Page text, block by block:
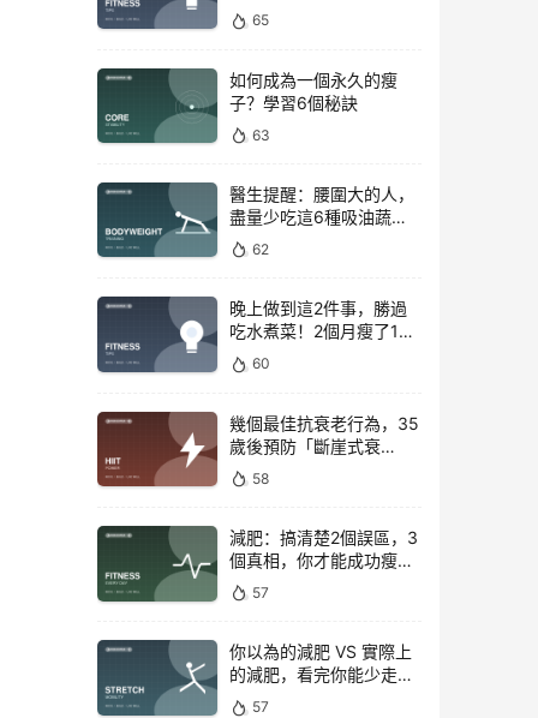
65
如何成為一個永久的瘦
子？學習6個秘訣
63
醫生提醒：腰圍大的人，
盡量少吃這6種吸油蔬
菜！62
晚上做到這2件事，勝過
吃水煮菜！2個月瘦了15
斤，腰圍下降6cm
60
幾個最佳抗衰老行為，35
歲後預防「斷崖式衰
老」！
58
減肥：搞清楚2個誤區，3
個真相，你才能成功瘦下
來！57
你以為的減肥 VS 實際上
的減肥，看完你能少走彎
路
57